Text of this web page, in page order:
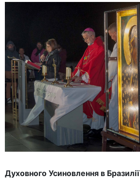
Духовного Усиновлення в